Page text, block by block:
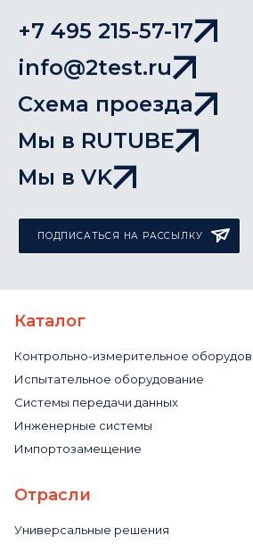
+7 495 215-57-17
info@2test.ru
Схема проезда
Мы в RUTUBE
Мы в VK
ПОДПИСАТЬСЯ НА РАССЫЛКУ
Каталог
Контрольно-измерительное
Испытательное оборудование
Системы передачи данных
Инженерные системы
Импортозамещение
Отрасли
Универсальные решения